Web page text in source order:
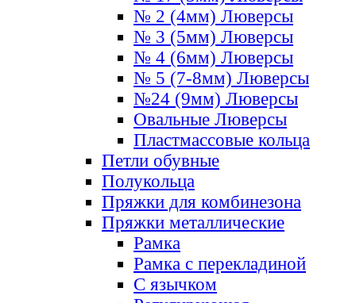
№ 2 (4мм) Люверсы
№ 3 (5мм) Люверсы
№ 4 (6мм) Люверсы
№ 5 (7-8мм) Люверсы
№24 (9мм) Люверсы
Овальные Люверсы
Пластмассовые кольца
Петли обувные
Полукольца
Пряжки для комбинезона
Пряжки металлические
Рамка
Рамка с перекладиной
С язычком